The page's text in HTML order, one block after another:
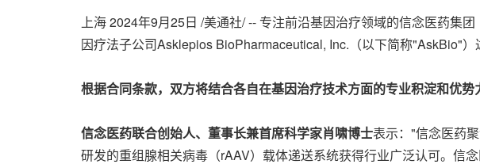
上海2024年9月25日 /美通社/ -- 专注前沿基因治疗领域的信念医药集
因疗法子公司Asklepios BioPharmaceutical, Inc.（以下简称"AskBio"）
根据合同条款，双方将结合各自在基因治疗技术方面的专业积淀和优
信念医药联合创始人、董事长兼首席科学家肖啸博士表示："信念医药
研发的重组腺相关病毒（rAAV）载体递送系统获得行业广泛认可。信